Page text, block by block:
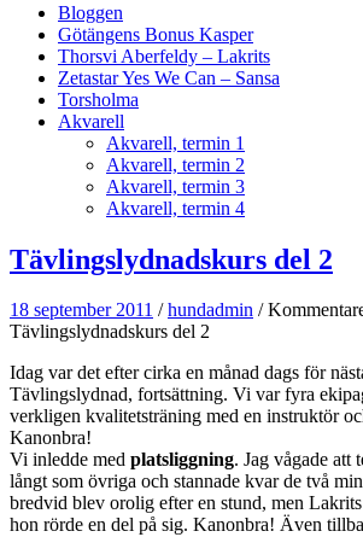
Bloggen
Götängens Bonus Kasper
Thorsvi Aberfeldy – Lakrits
Zetastar Yes We Can – Sansa
Torsholma
Akvarell
Akvarell, termin 1
Akvarell, termin 2
Akvarell, termin 3
Akvarell, termin 4
Tävlingslydnadskurs del 2
18 september 2011 /hundadmin /
Tävlingslydnadskurs del 2
Idag var det efter cirka en månad dags för
Tävlingslydnad, fortsättning. Vi var fyra
verkligen kvalitetsträning med en instruktör
Kanonbra!
Vi inledde med platsliggning. Jag vågade att
långt som övriga och stannade kvar de två
bredvid blev orolig efter en stund, men
hon rörde en del på sig. Kanonbra! Även